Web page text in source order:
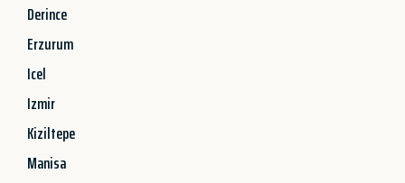
Derince
Erzurum
Icel
Izmir
Kiziltepe
Manisa